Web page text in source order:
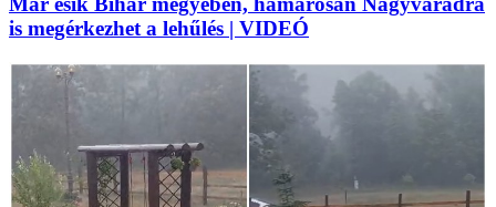
is megérkezhet a lehűlés | VIDEÓ